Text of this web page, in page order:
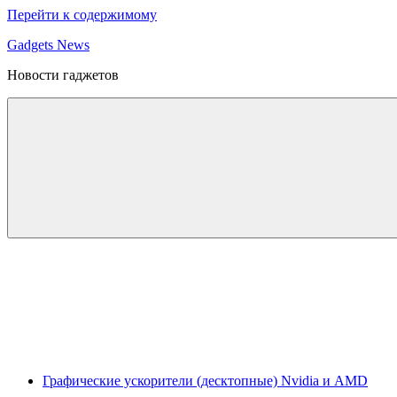
Перейти к содержимому
Gadgets News
Новости гаджетов
Графические ускорители (десктопные) Nvidia и AMD